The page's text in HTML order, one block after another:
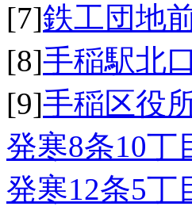
[7]鉄工団地
[8]手稲駅北口
[9]手稲区役
発寒8条10丁
発寒12条5丁